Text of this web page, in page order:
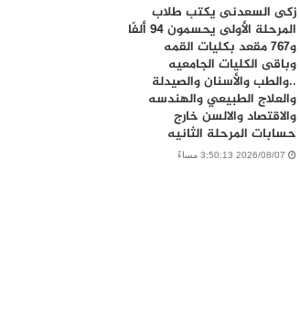
زكى السعدنى يكتب طلاب
المرحلة الأولى يحسمون 94 ألفًا
و767 مقعد بكليات القمه
وباقى الكليات الجامعيه
..والطب والأسنان والصيدلة
والعلاج الطبيعي والهندسه
والاقتصاد والالسن خارج
حسابات المرحلة الثانيه
2026/08/07 3:50:13 مساءً